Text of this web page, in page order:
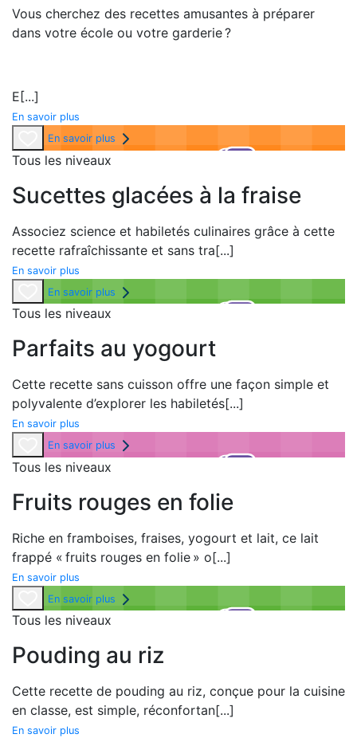
Vous cherchez des recettes amusantes à préparer
dans votre école ou votre garderie ?
E[...]
En savoir plus
En savoir plus
Tous les niveaux
Sucettes glacées à la fraise
Associez science et habiletés culinaires grâce à cette
recette rafraîchissante et sans tra[...]
En savoir plus
En savoir plus
Tous les niveaux
Parfaits au yogourt
Cette recette sans cuisson offre une façon simple et
polyvalente d’explorer les habiletés[...]
En savoir plus
En savoir plus
Tous les niveaux
Fruits rouges en folie
Riche en framboises, fraises, yogourt et lait, ce lait
frappé « fruits rouges en folie » o[...]
En savoir plus
En savoir plus
Tous les niveaux
Pouding au riz
Cette recette de pouding au riz, conçue pour la cuisine
en classe, est simple, réconfortan[...]
En savoir plus